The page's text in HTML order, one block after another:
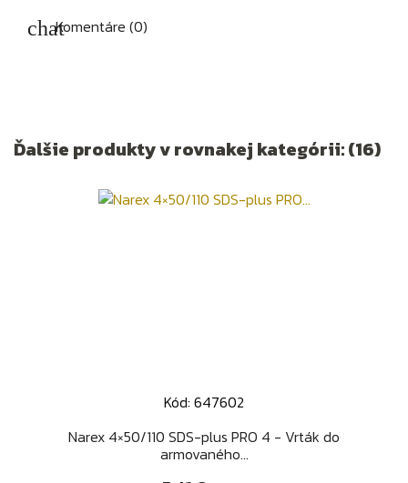
Komentáre (0)
Ďalšie produkty v rovnakej kategórii: (16)
Kód: 647602
Narex 4×50/110 SDS-plus PRO 4 - Vrták do
armovaného...